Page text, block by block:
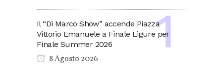
Il “Di Marco Show” accende Piazza
Vittorio Emanuele a Finale Ligure per
Finale Summer 2026
8 Agosto 2026